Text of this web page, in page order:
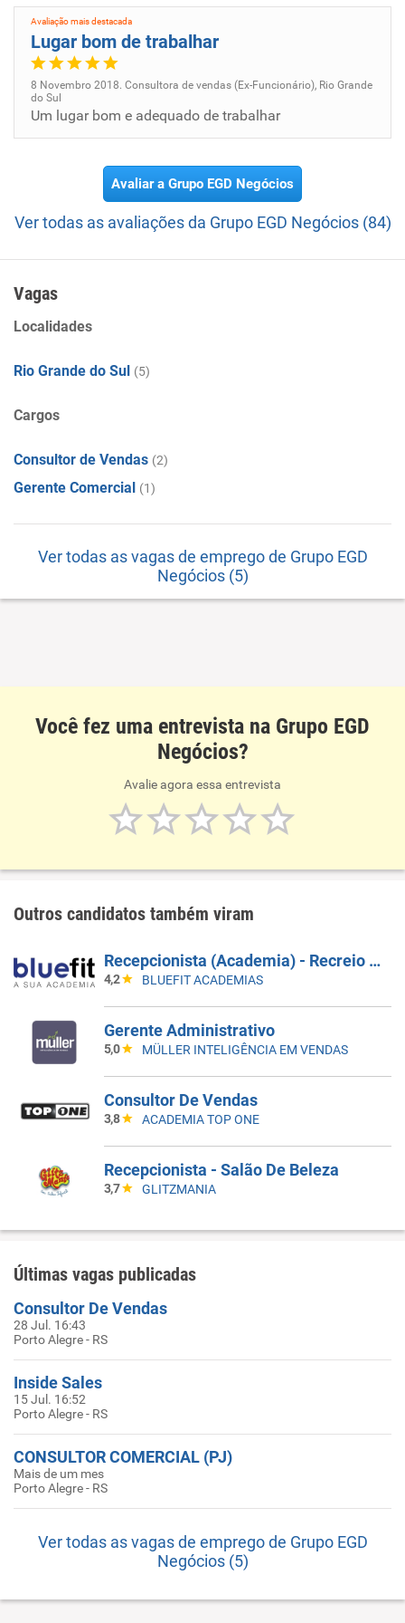
Avaliação mais destacada
Lugar bom de trabalhar
8 Novembro 2018. Consultora de vendas (Ex-Funcionário), Rio Grande
do Sul
Um lugar bom e adequado de trabalhar
Avaliar a Grupo EGD Negócios
Ver todas as avaliações da Grupo EGD Negócios (84)
Vagas
Localidades
Rio Grande do Sul (5)
Cargos
Consultor de Vendas (2)
Gerente Comercial (1)
Ver todas as vagas de emprego de Grupo EGD
Negócios (5)
Você fez uma entrevista na Grupo EGD
Negócios?
Avalie agora essa entrevista
Outros candidatos também viram
Recepcionista (Academia) - Recreio 2 - Barra Da Tijuca/RJ - (Inauguração) - Horário: 15H30 Ás 00H00
4,2 BLUEFIT ACADEMIAS
Gerente Administrativo
5,0 MÜLLER INTELIGÊNCIA EM VENDAS
Consultor De Vendas
3,8 ACADEMIA TOP ONE
Recepcionista - Salão De Beleza
3,7 GLITZMANIA
Últimas vagas publicadas
Consultor De Vendas
28 Jul. 16:43
Porto Alegre - RS
Inside Sales
15 Jul. 16:52
Porto Alegre - RS
CONSULTOR COMERCIAL (PJ)
Mais de um mes
Porto Alegre - RS
Ver todas as vagas de emprego de Grupo EGD
Negócios (5)